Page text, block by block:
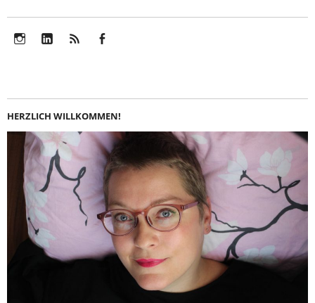
HERZLICH WILLKOMMEN!